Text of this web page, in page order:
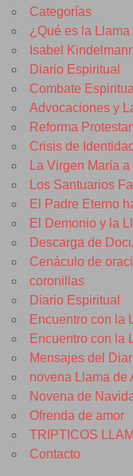
Categorías
¿Qué es la Llama
Isabel
Diario Espiritual
Combate Espiritual
Advocaciones y
Reforma
Crisis de
La Virgen María
Los Santuarios
El Padre Eterno
El Demonio y la
Descarga de
Cenáculo de
coronillas
Diario Espiritual
Encuentro con la
Encuentro con la
Mensajes del
novena Llama de
Novena de
Ofrenda de amor
TRIPTICOS
Contacto